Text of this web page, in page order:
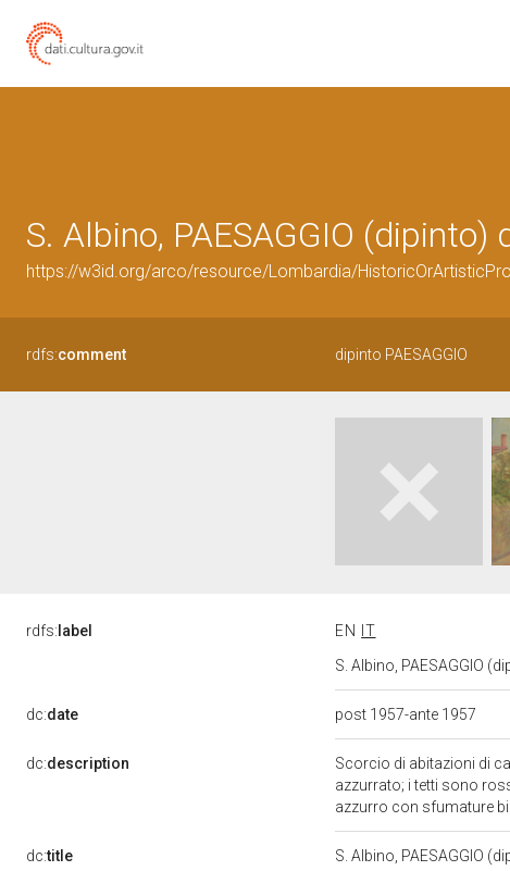
S. Albino, PAESAGGIO
https://w3id.org/arco/resource/Lombardia/
rdfs:comment dipinto PAESAGGIO
rdfs: label EN
IT
S. Albino, PAESAGGIO
dc:date post 1957-ante 1957
dc:description
Scorcio di abitazioni di
azzurrato; i tetti sono
azzurro con sfumature
dc:title S. Albino, PAESAGGIO